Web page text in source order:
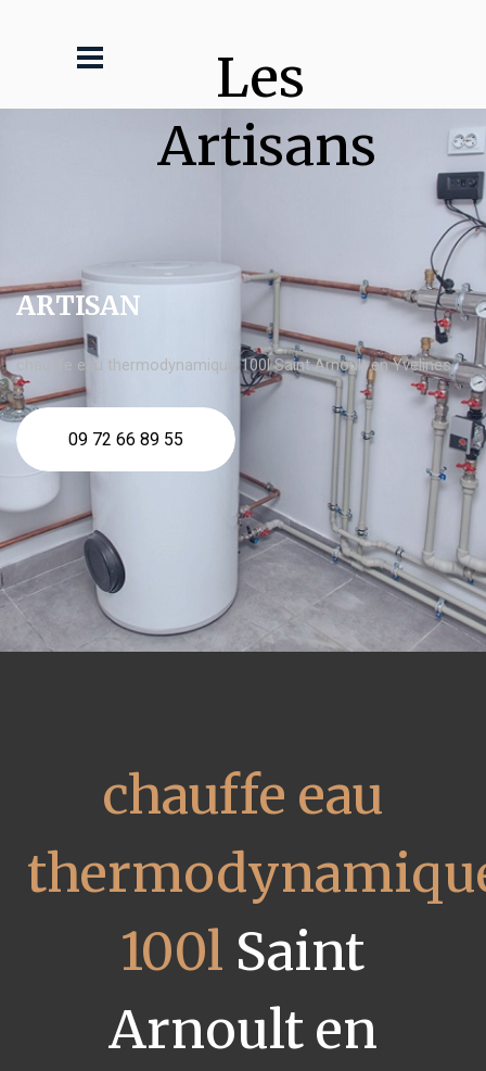
Les
Artisans
ARTISAN
chauffe eau thermodynamique 100l Saint Arnoult en Yvelines
09 72 66 89 55
chauffe eau
100l Saint
Arnoult en